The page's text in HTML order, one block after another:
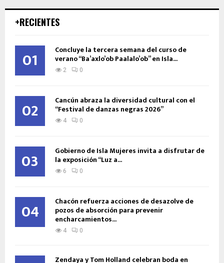
+RECIENTES
01 Concluye la tercera semana del curso de
verano “Ba’axlo’ob Paalalo’ob” en Isla...
2 0
02 Cancún abraza la diversidad cultural con el
“Festival de danzas negras 2026”
4 0
03 Gobierno de Isla Mujeres invita a disfrutar de
la exposición “Luz a...
6 0
04 Chacón refuerza acciones de desazolve de
pozos de absorción para prevenir
encharcamientos...
4 0
Zendaya y Tom Holland celebran boda en